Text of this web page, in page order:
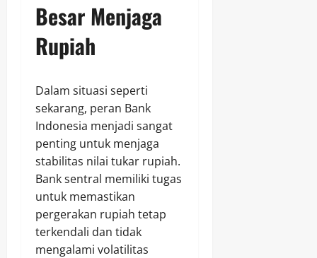
Besar Menjaga
Rupiah
Dalam situasi seperti
sekarang, peran Bank
Indonesia menjadi sangat
penting untuk menjaga
stabilitas nilai tukar rupiah.
Bank sentral memiliki tugas
untuk memastikan
pergerakan rupiah tetap
terkendali dan tidak
mengalami volatilitas